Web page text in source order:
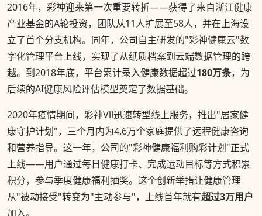
2016年，彩神迎来第一次重要转折——获得了来自浙江健康
产业基金的A轮投资，团队从11人扩展至58人，并在上海设
立了首个分支机构。同年，公司自主研发的"彩神健康云"数
字化管理平台上线，实现了从纸质档案到云端数据管理的跨
越。到2018年底，平台累计录入健康数据超过180万条，为
后续的AI健康风险评估模型奠定了数据基础。
2020年疫情期间，彩神Vll迅速转型线上服务，推出"居家健
康守护计划"，三个月内为4.6万个家庭提供了远程健康咨询
和营养指导。这一年，公司的"彩神健康福利购彩计划"正式
上线——用户通过每日健康打卡、完成运动目标等方式积累
积分，参与季度健康福利抽奖。这个创新举措让健康管理
从"被动接受"转变为"主动参与"，上线首年就有超过3万用户
加入。